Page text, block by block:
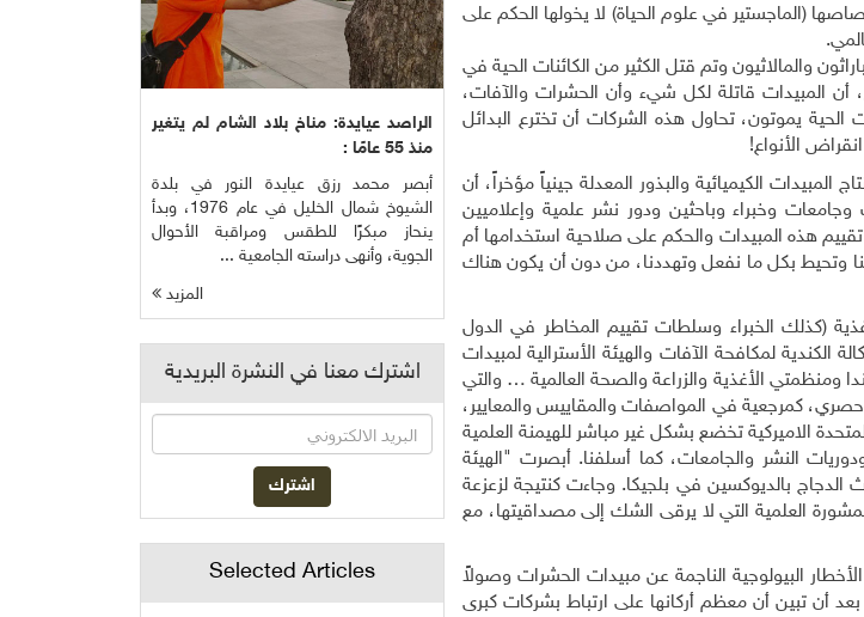
(الماجستير في علوم الحياة) لا يخولها الحكم على
.
والمالاثيون وتم قتل الكثير من الكائنات الحية في
أن المبيدات قاتلة لكل شيء وأن الحشرات والآفات،
الحية يموتون، تحاول هذه الشركات أن تخترع البدائل
الأنواع!
الكيميائية والبذور المعدلة جينياً مؤخراً، أن
وخبراء وباحثين ودور نشر علمية وإعلاميين
هذه المبيدات والحكم على صلاحية استخدامها أم
وتحيط بكل ما نفعل وتهددنا، من دون أن يكون هناك
(كذلك الخبراء وسلطات تقييم المخاطر في الدول
الكندية لمكافحة الآفات والهيئة الأسترالية لمبيدات
ومنظمتي الأغذية والزراعة والصحة العالمية … والتي
كمرجعية في المواصفات والمقاييس والمعايير،
الاميركية تخضع بشكل غير مباشر للهيمنة العلمية
النشر والجامعات، كما أسلفنا. أبصرت "الهيئة
البقر في أوروبا وتلوث الدجاج بالديوكسين في بلجيكا. وجاءت كنتيجة لزعزعة
العلمية التي لا يرقى الشك إلى مصداقيتها، مع
البيولوجية الناجمة عن مبيدات الحشرات وصولاً
أن تبين أن معظم أركانها على ارتباط بشركات كبرى
الراصد عيايدة: مناخ بلاد الشام لم يتغير
منذ 55 عامًا :
أبصر محمد رزق عيايدة النور في بلدة
الشيوخ شمال الخليل في عام 1976، وبدأ
ينحاز مبكرًا للطقس ومراقبة الأحوال
الجوية، وأنهى دراسته الجامعية ...
المزيد
اشترك معنا في النشرة البريدية
Selected Articles